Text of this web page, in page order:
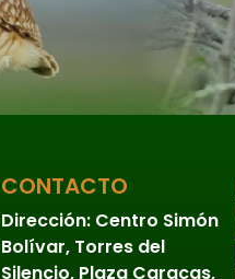
CONTACTO
Dirección: Centro Simón
Bolívar, Torres del
Silencio, Plaza Caracas,